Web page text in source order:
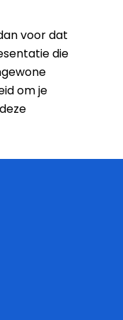
voor dat
die
om je